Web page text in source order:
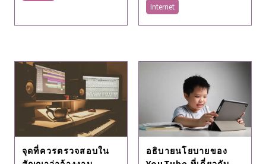
Internet
จุดที่ควรตรวจสอบใน
อธิบายนโยบายของ